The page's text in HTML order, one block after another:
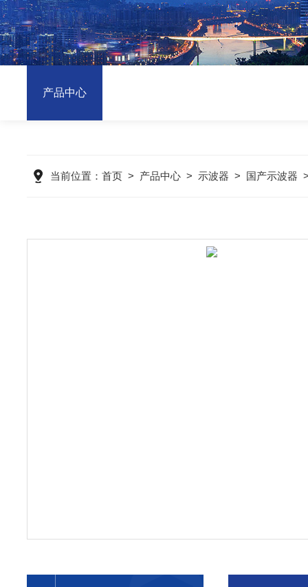
产品中心
当前位置： 首页 > 产品中心 > 示波器 > 国产示波器